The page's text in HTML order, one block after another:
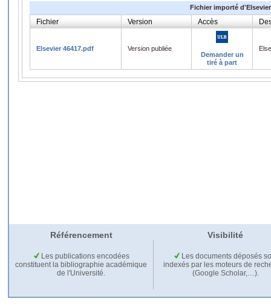
Fichier importé d'Elsevier
Fichier Version Accès
Elsevier 46417.pdf
Version publiée
Demander un
tiré à part
Référencement Visibilité
Les publications encodées
constituent la bibliographie académique
de l'Université.
Les documents déposés
indexés par les moteurs de
(Google Scholar,…).